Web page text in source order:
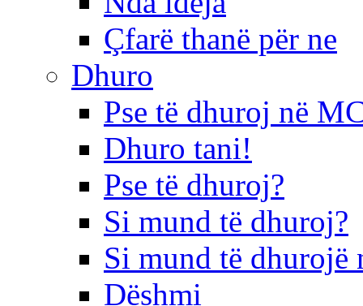
Çfarë thanë për ne
Dhuro
Pse të dhuroj në
Dhuro tani!
Pse të dhuroj?
Si mund të dhuroj?
Si mund të dhurojë
Dëshmi